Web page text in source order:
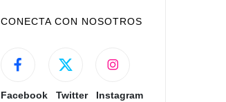
CONECTA CON NOSOTROS
Facebook Twitter Instagram